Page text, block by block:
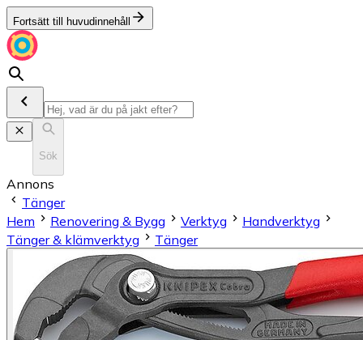
Fortsätt till huvudinnehåll
Sök
Annons
Tänger
Hem
Renovering & Bygg Verktyg
Handverktyg
Tänger & klämverktyg
Tänger